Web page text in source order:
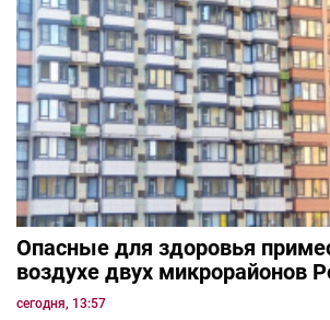
Опасные для здоровья
воздухе двух микрорайонов
сегодня, 13:57